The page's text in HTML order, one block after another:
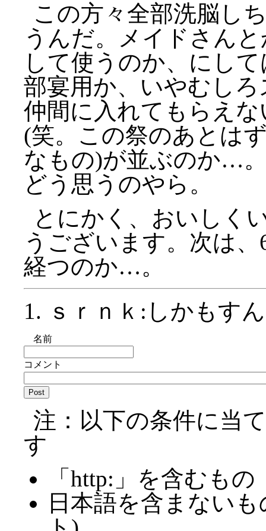
この方々全部洗脳し
うんだ。メイドさん
して使うのか、にし
部宴用か、いやむし
仲間に入れてもらえ
(笑。この祭のあとは
なもの)が並ぶのか…
どう思うのやら。
とにかく、おいしく
うございます。次は
経つのか…。
ｓｒｎｋ:しかもす
名前
コメント
注：以下の条件に当
す
「http:」を含むもの
日本語を含まない